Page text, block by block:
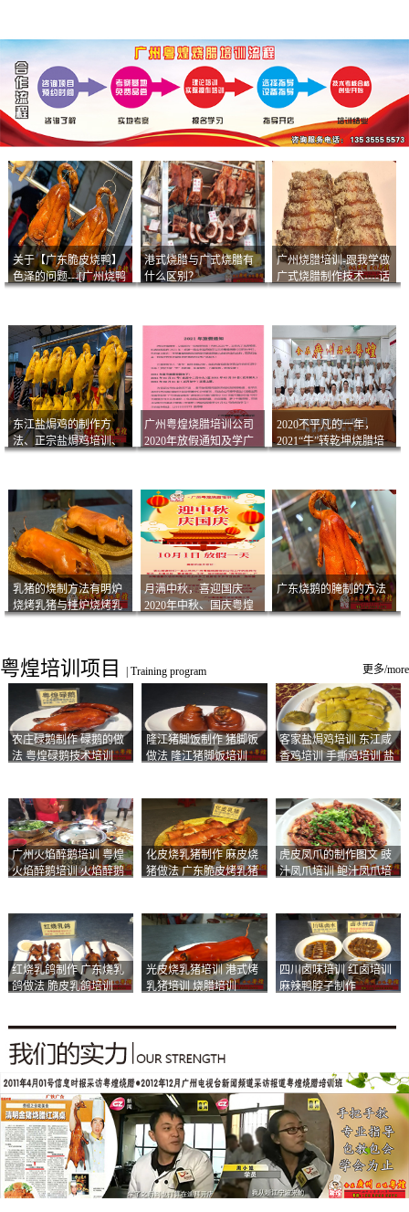
关于【广东脆皮烧鸭】
色泽的问题---[广州烧鸭
港式烧腊与广式烧腊有
什么区别？
广州烧腊培训-跟我学做
广式烧腊制作技术----话
东江盐焗鸡的制作方
法、正宗盐焗鸡培训、
广州粤煌烧腊培训公司
2020年放假通知及学广
2020不平凡的一年，
2021“牛”转乾坤烧腊培
乳猪的烧制方法有明炉
烧烤乳猪与挂炉烧烤乳
月满中秋，喜迎国庆
2020年中秋、国庆粤煌
广东烧鹅的腌制的方法
粤煌培训项目 Training program 更多/more
农庄碌鹅制作 碌鹅的做
法 粤煌碌鹅技术培训
隆江猪脚饭制作 猪脚饭
做法 隆江猪脚饭培训
客家盐焗鸡培训 东江咸
香鸡培训 手撕鸡培训 盐
广州火焰醉鹅培训 粤煌
火焰醉鹅培训 火焰醉鹅
化皮烧乳猪制作 麻皮烧
猪做法 广东脆皮烤乳猪
虎皮凤爪的制作图文 豉
汁凤爪培训 鲍汁凤爪培
红烧乳鸽制作 广东烧乳
鸽做法 脆皮乳鸽培训
光皮烧乳猪培训 港式烤
乳猪培训 烧腊培训
四川卤味培训 红卤培训
麻辣鸭脖子制作